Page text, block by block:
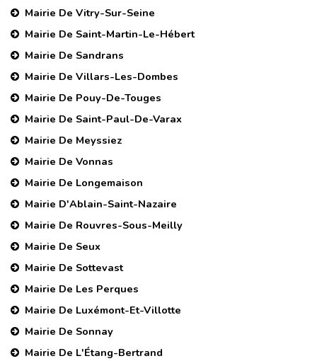
Mairie De Vitry-Sur-Seine
Mairie De Saint-Martin-Le-Hébert
Mairie De Sandrans
Mairie De Villars-Les-Dombes
Mairie De Pouy-De-Touges
Mairie De Saint-Paul-De-Varax
Mairie De Meyssiez
Mairie De Vonnas
Mairie De Longemaison
Mairie D'Ablain-Saint-Nazaire
Mairie De Rouvres-Sous-Meilly
Mairie De Seux
Mairie De Sottevast
Mairie De Les Perques
Mairie De Luxémont-Et-Villotte
Mairie De Sonnay
Mairie De L'Étang-Bertrand